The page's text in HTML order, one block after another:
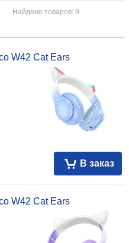
Найдено товаров: 9
W42 Cat Ears
В заказ
W42 Cat Ears